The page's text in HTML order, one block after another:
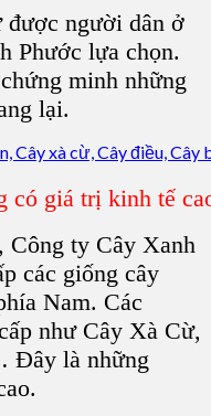
được người dân ở
Phước lựa chọn.
minh những
lại.
có giá trị kinh tế
Công ty Cây Xanh
các giống cây
Nam. Các
như Cây Xà Cừ,
Đây là những